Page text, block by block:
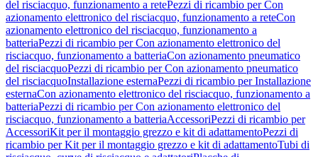
del risciacquo, funzionamento a retePezzi di ricambio per Con
azionamento elettronico del risciacquo, funzionamento a reteCon
azionamento elettronico del risciacquo, funzionamento a
batteriaPezzi di ricambio per Con azionamento elettronico del
risciacquo, funzionamento a batteriaCon azionamento pneumatico
del risciacquoPezzi di ricambio per Con azionamento pneumatico
del risciacquoInstallazione esternaPezzi di ricambio per Installazione
esternaCon azionamento elettronico del risciacquo, funzionamento a
batteriaPezzi di ricambio per Con azionamento elettronico del
risciacquo, funzionamento a batteriaAccessoriPezzi di ricambio per
AccessoriKit per il montaggio grezzo e kit di adattamentoPezzi di
ricambio per Kit per il montaggio grezzo e kit di adattamentoTubi di